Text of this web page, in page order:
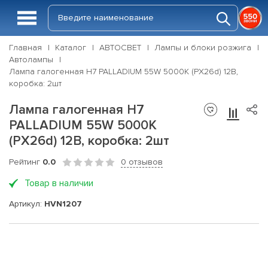
Главная Каталог АВТОСВЕТ
Лампы и блоки розжига
Автолампы
Лампа галогенная H7 PALLADIUM 55W 5000К (PX26d) 12В,
коробка: 2шт
Лампа галогенная H7
PALLADIUM 55W 5000К
(PX26d) 12В, коробка: 2шт
Рейтинг 0.0 0 отзывов
Товар в наличии
Артикул: HVN1207